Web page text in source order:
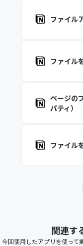
ファイル
ファイル
ページの
パティ）
ファイル
関連す
今回使用したアプリを使って